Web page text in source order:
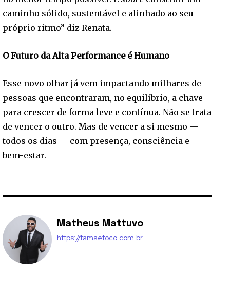
caminho sólido, sustentável e alinhado ao seu
próprio ritmo” diz Renata.
O Futuro da Alta Performance é Humano
Esse novo olhar já vem impactando milhares de
pessoas que encontraram, no equilíbrio, a chave
para crescer de forma leve e contínua. Não se trata
de vencer o outro. Mas de vencer a si mesmo —
todos os dias — com presença, consciência e
bem-estar.
Matheus Mattuvo
https://famaefoco.com.br